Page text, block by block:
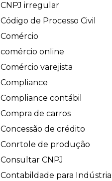
CNPJ irregular
Código de Processo Civil
Comércio
comércio online
Comércio varejista
Compliance
Compliance contábil
Compra de carros
Concessão de crédito
Conrtole de produção
Consultar CNPJ
Contabildade para Indústria